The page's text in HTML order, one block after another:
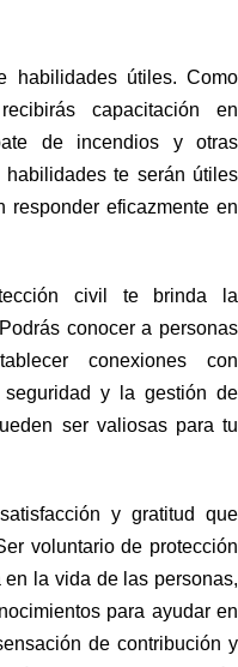
habilidades útiles. Como
capacitación en
de incendios y otras
te serán útiles
eficazmente en
civil te brinda la
conocer a personas
conexiones con
y la gestión de
ser valiosas para tu
y gratitud
que
voluntario de protección
la vida de las personas,
para ayudar en
de contribución y